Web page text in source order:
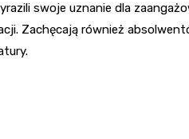
swoje uznanie dla
Zachęcają również